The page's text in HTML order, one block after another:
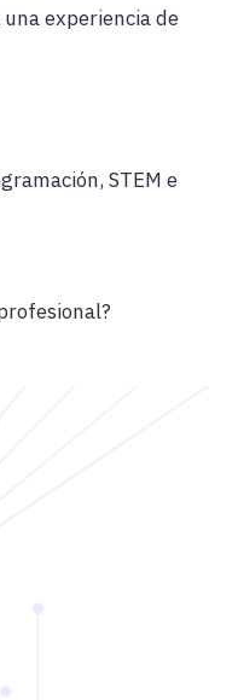
experiencia de
STEM e